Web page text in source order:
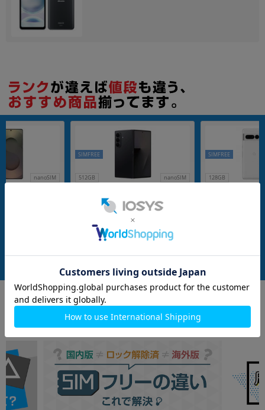
nanoSIM 512GB nanoSIM
SIMFREE
ブラック【RAM12GB/ROM512GB
国内版SIMフリー】
メーカー：SAMSUNG
発売日：2025/08
在庫数：1
128GB
SIMFREE